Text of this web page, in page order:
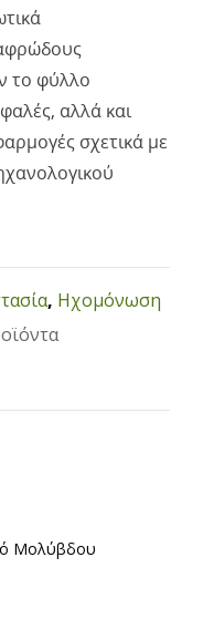
το φύλλο
αλλά και
σχετικά με
, Ηχομόνωση
Μολύβδου